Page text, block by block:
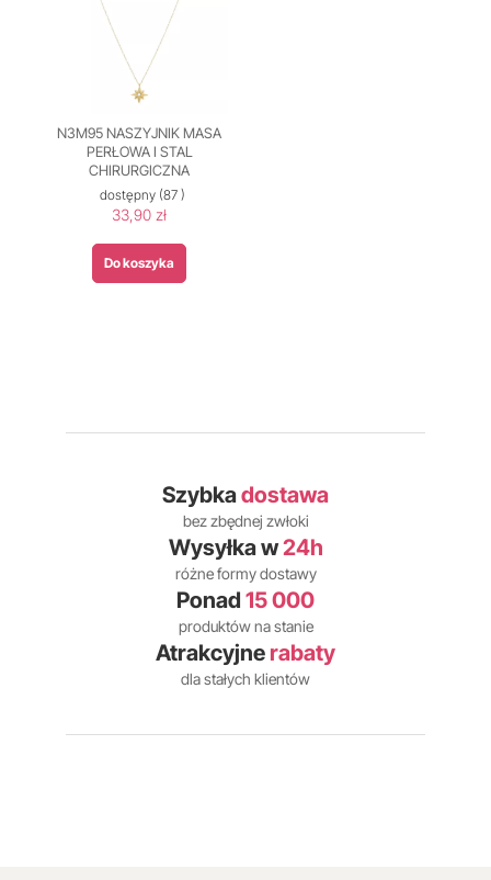
N3M95 NASZYJNIK MASA
PERŁOWA I STAL
CHIRURGICZNA
dostępny(87 )
33,90 zł
Do koszyka
Szybkadostawa
bez zbędnej zwłoki
Wysyłka w24h
różne formy dostawy
Ponad 15 000
produktów na stanie
Atrakcyjne rabaty
dla stałych klientów